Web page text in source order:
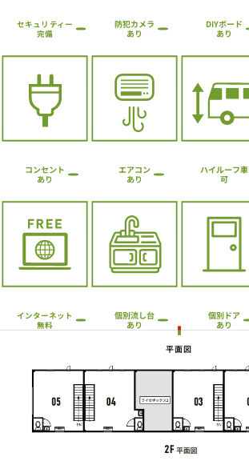
セキュリティー
完備
防犯カメラ
あり
DIYボード
あり
コンセント
あり
エアコン
あり
ハイルーフ車
可
インターネット
無料
個別流し台
あり
個別ドア
あり
平面図